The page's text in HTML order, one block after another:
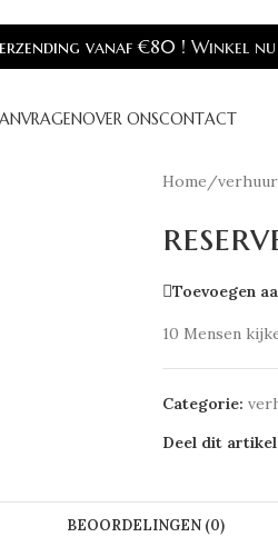
vanaf €80 ! Winkel nu
OVER ONSCONTACT
Home/verhuur
Toevoegen
10 Mensen
Categorie:
Deel dit artikel
BEOORDELINGEN (0)